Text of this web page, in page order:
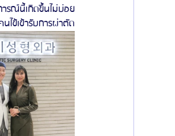
รณ์นี้เกิดขึ้นไม่บ่อย
ข้เข้ารับการผ่าตัด